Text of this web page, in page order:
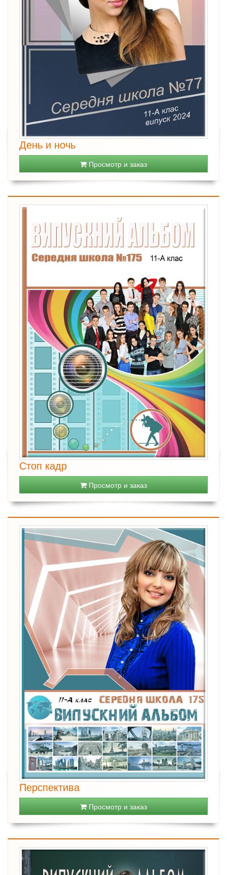
День и ночь
Просмотр и заказ
Стоп кадр
Просмотр и заказ
Перспектива
Просмотр и заказ